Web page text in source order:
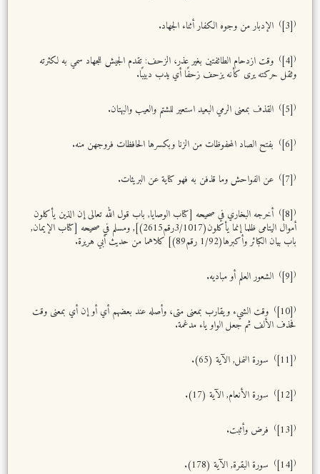
(
[3]
) الإدبار من وجوه الكفار أثناء الجهاد.
(
[4]
) وقت ازدحام الطائفتين بغير عذر، الزحف: تقدم الجيش للجهاد سمي به لكثرته
وثقل حركته يرى كأنه يزحف زحفًا أي يدب دبيبًا.
(
[5]
) القذف بمعنى الرمي البعيد استعير للشتم والعيب والبهتان.
(
[6]
) بفتح الصاد المحفوظات من الزنا وبكسرها الحافظات فروجهن منه.
(
[7]
) عن الفواحش وما قذفن به فهو كناية عن البريئات.
(
[8]
) أخرجه البخاري في صحيحه [كتاب الوصايا, باب قول الله تعالى إن الذين يأكلون
أموال اليتامى ظلما إنما يأكلون(3/1017رقم2615)], ومسلم في صحيحه [كتاب الإيمان,
باب بيان الكبائر وأكبرها(1/92 رقم89)] كلاهما من حديث أبي هريرة.
(
[9]
) الشعور العلم أو مباديه.
(
[10]
) وقت الشيء ويقارب بمعنى متى، وأصله عند بعضهم أي أو إن أي بمعنى وقت
فحذف الألف ثم جعل الواو ياء مدغمة.
(
[11]
) سورة النمل, الآية (65).
(
[12]
) سورة الأنعام, الآية (17).
(
[13]
) فرض وأثبت.
(
[14]
) سورة البقرة, الآية (178).